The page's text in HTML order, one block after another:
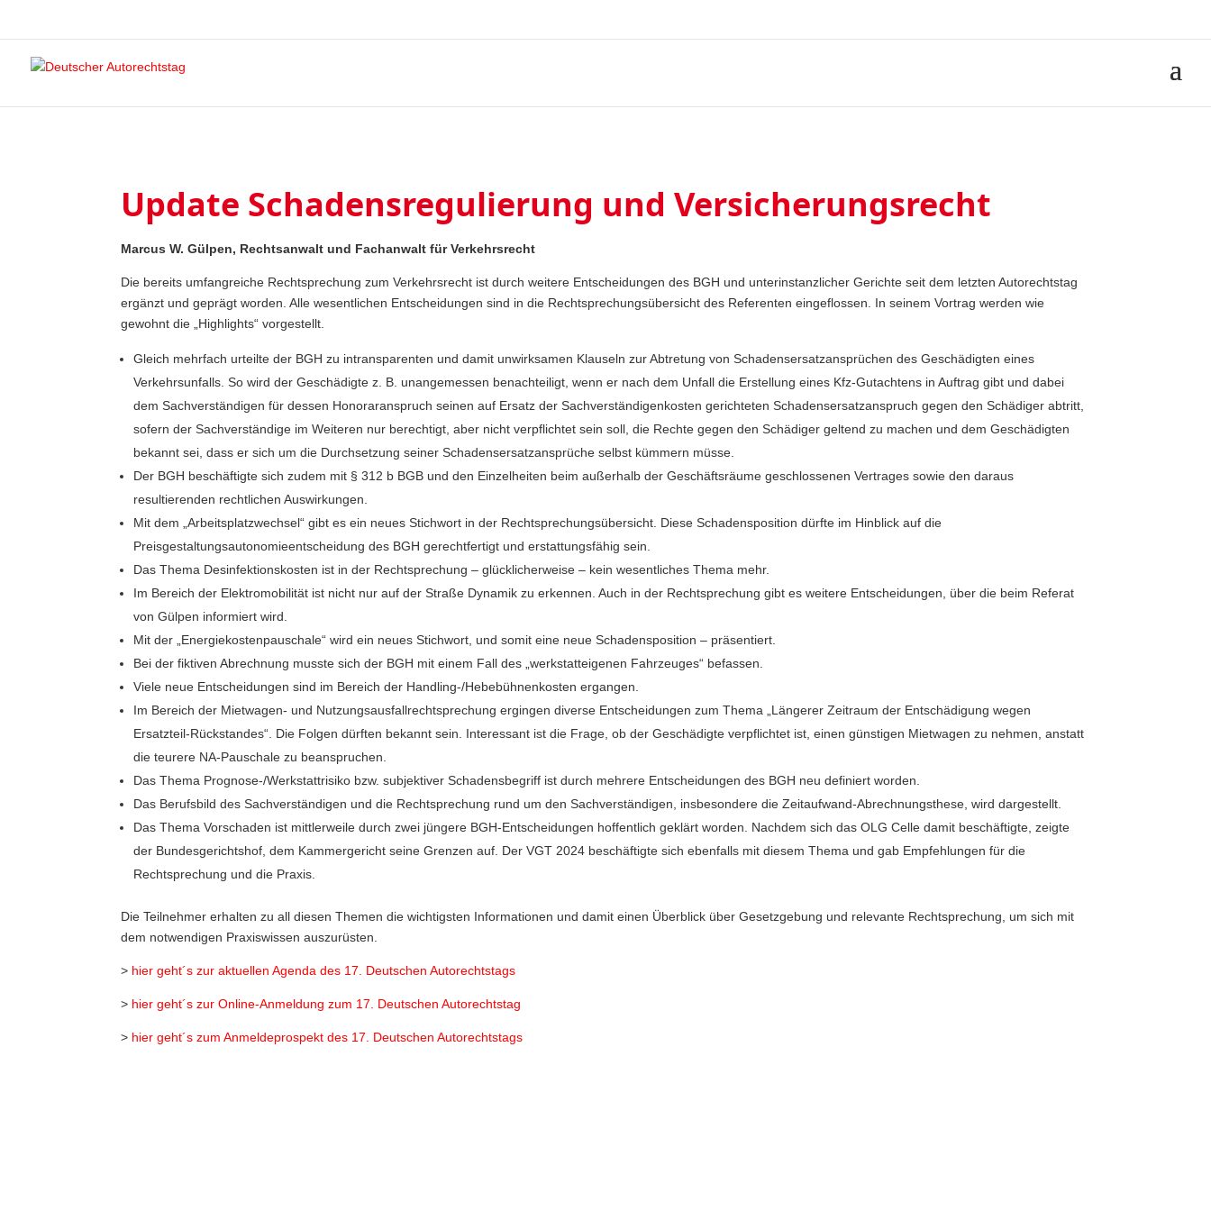
Update Schadensregulierung und Versicherungsrecht
Marcus W. Gülpen, Rechtsanwalt und Fachanwalt für Verkehrsrecht
Die bereits umfangreiche Rechtsprechung zum Verkehrsrecht ist durch weitere Entscheidungen des BGH und unterinstanzlicher Gerichte seit dem letzten Autorechtstag
ergänzt und geprägt worden. Alle wesentlichen Entscheidungen sind in die Rechtsprechungsübersicht des Referenten eingeflossen. In seinem Vortrag werden wie
gewohnt die „Highlights“ vorgestellt.
Gleich mehrfach urteilte der BGH zu intransparenten und damit unwirksamen Klauseln zur Abtretung von Schadensersatzansprüchen des Geschädigten eines
Verkehrsunfalls. So wird der Geschädigte z. B. unangemessen benachteiligt, wenn er nach dem Unfall die Erstellung eines Kfz-Gutachtens in Auftrag gibt und dabei
dem Sachverständigen für dessen Honoraranspruch seinen auf Ersatz der Sachverständigenkosten gerichteten Schadensersatzanspruch gegen den Schädiger abtritt,
sofern der Sachverständige im Weiteren nur berechtigt, aber nicht verpflichtet sein soll, die Rechte gegen den Schädiger geltend zu machen und dem Geschädigten
bekannt sei, dass er sich um die Durchsetzung seiner Schadensersatzansprüche selbst kümmern müsse.
Der BGH beschäftigte sich zudem mit § 312 b BGB und den Einzelheiten beim außerhalb der Geschäftsräume geschlossenen Vertrages sowie den daraus
resultierenden rechtlichen Auswirkungen.
Mit dem „Arbeitsplatzwechsel“ gibt es ein neues Stichwort in der Rechtsprechungsübersicht. Diese Schadensposition dürfte im Hinblick auf die
Preisgestaltungsautonomieentscheidung des BGH gerechtfertigt und erstattungsfähig sein.
Das Thema Desinfektionskosten ist in der Rechtsprechung – glücklicherweise – kein wesentliches Thema mehr.
Im Bereich der Elektromobilität ist nicht nur auf der Straße Dynamik zu erkennen. Auch in der Rechtsprechung gibt es weitere Entscheidungen, über die beim Referat
von Gülpen informiert wird.
Mit der „Energiekostenpauschale“ wird ein neues Stichwort, und somit eine neue Schadensposition – präsentiert.
Bei der fiktiven Abrechnung musste sich der BGH mit einem Fall des „werkstatteigenen Fahrzeuges“ befassen.
Viele neue Entscheidungen sind im Bereich der Handling-/Hebebühnenkosten ergangen.
Im Bereich der Mietwagen- und Nutzungsausfallrechtsprechung ergingen diverse Entscheidungen zum Thema „Längerer Zeitraum der Entschädigung wegen
Ersatzteil-Rückstandes“. Die Folgen dürften bekannt sein. Interessant ist die Frage, ob der Geschädigte verpflichtet ist, einen günstigen Mietwagen zu nehmen, anstatt
die teurere NA-Pauschale zu beanspruchen.
Das Thema Prognose-/Werkstattrisiko bzw. subjektiver Schadensbegriff ist durch mehrere Entscheidungen des BGH neu definiert worden.
Das Berufsbild des Sachverständigen und die Rechtsprechung rund um den Sachverständigen, insbesondere die Zeitaufwand-Abrechnungsthese, wird dargestellt.
Das Thema Vorschaden ist mittlerweile durch zwei jüngere BGH-Entscheidungen hoffentlich geklärt worden. Nachdem sich das OLG Celle damit beschäftigte, zeigte
der Bundesgerichtshof, dem Kammergericht seine Grenzen auf. Der VGT 2024 beschäftigte sich ebenfalls mit diesem Thema und gab Empfehlungen für die
Rechtsprechung und die Praxis.
Die Teilnehmer erhalten zu all diesen Themen die wichtigsten Informationen und damit einen Überblick über Gesetzgebung und relevante Rechtsprechung, um sich mit
dem notwendigen Praxiswissen auszurüsten.
> hier geht´s zur aktuellen Agenda des 17. Deutschen Autorechtstags
> hier geht´s zur Online-Anmeldung zum 17. Deutschen Autorechtstag
> hier geht´s zum Anmeldeprospekt des 17. Deutschen Autorechtstags